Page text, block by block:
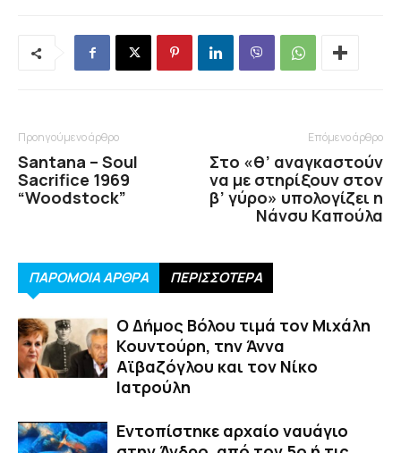
Προηγούμενο άρθρο
Santana – Soul
Sacrifice 1969
“Woodstock”
Επόμενο άρθρο
Στο «θ’ αναγκαστούν
να με στηρίξουν στον
β’ γύρο» υπολογίζει η
Νάνσυ Καπούλα
ΠΑΡΟΜΟΙΑ ΑΡΘΡΑ ΠΕΡΙΣΣΟΤΕΡΑ
Ο Δήμος Βόλου τιμά τον Μιχάλη
Κουντούρη, την Άννα
Αϊβαζόγλου και τον Νίκο
Ιατρούλη
Εντοπίστηκε αρχαίο ναυάγιο